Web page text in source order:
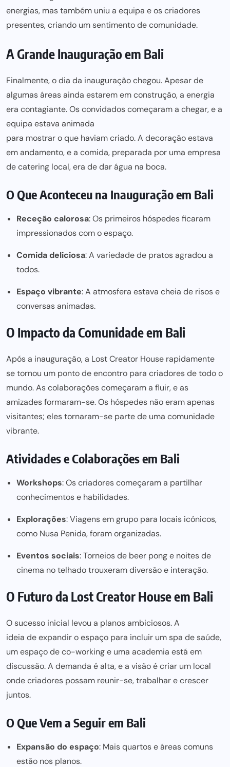
energias, mas também uniu a equipa e os criadores
presentes, criando um sentimento de comunidade.
A Grande Inauguração em Bali
Finalmente, o dia da inauguração chegou. Apesar de
algumas áreas ainda estarem em construção, a energia
era contagiante. Os convidados começaram a chegar, e a
equipa estava animada
para mostrar o que haviam criado. A decoração estava
em andamento, e a comida, preparada por uma empresa
de catering local, era de dar água na boca.
O Que Aconteceu na Inauguração em Bali
Receção calorosa: Os primeiros hóspedes ficaram
impressionados com o espaço.
Comida deliciosa: A variedade de pratos agradou a
todos.
Espaço vibrante: A atmosfera estava cheia de risos e
conversas animadas.
O Impacto da Comunidade em Bali
Após a inauguração, a Lost Creator House rapidamente
se tornou um ponto de encontro para criadores de todo o
mundo. As colaborações começaram a fluir, e as
amizades formaram-se. Os hóspedes não eram apenas
visitantes; eles tornaram-se parte de uma comunidade
vibrante.
Atividades e Colaborações em Bali
Workshops: Os criadores começaram a partilhar
conhecimentos e habilidades.
Explorações: Viagens em grupo para locais icónicos,
como Nusa Penida, foram organizadas.
Eventos sociais: Torneios de beer pong e noites de
cinema no telhado trouxeram diversão e interação.
O Futuro da Lost Creator House em Bali
O sucesso inicial levou a planos ambiciosos. A
ideia de expandir o espaço para incluir um spa de saúde,
um espaço de co-working e uma academia está em
discussão. A demanda é alta, e a visão é criar um local
onde criadores possam reunir-se, trabalhar e crescer
juntos.
O Que Vem a Seguir em Bali
Expansão do espaço: Mais quartos e áreas comuns
estão nos planos.